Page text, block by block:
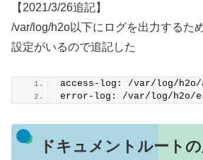
【2021/3/26追記】
/var/log/h2o以下にログを出力するた
設定がいるので追記した
access-log: /var/log/h2o/
error-log: /var/log/h2o/
ドキュメントルート